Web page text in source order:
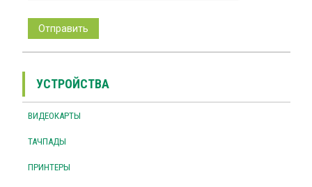
УСТРОЙСТВА
ВИДЕОКАРТЫ
ТАЧПАДЫ
ПРИНТЕРЫ